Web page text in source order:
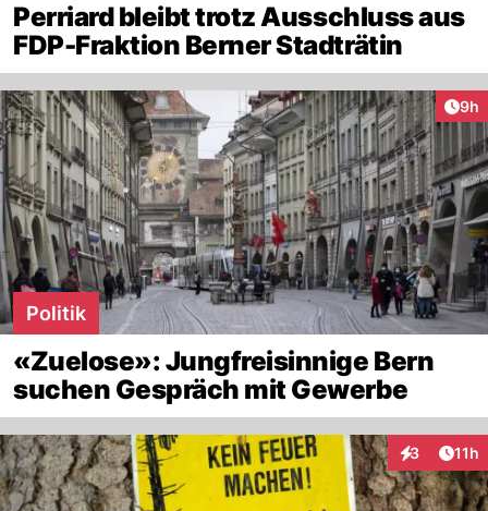
Perriard bleibt trotz Ausschluss aus
FDP-Fraktion Berner Stadträtin
9h
Politik
«Zuelose»: Jungfreisinnige Bern
suchen Gespräch mit Gewerbe
3 11h